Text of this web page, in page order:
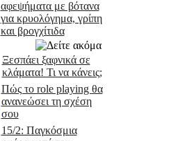
αφεψήματα με βότανα
για κρυολόγημα, γρίπη
και βρογχίτιδα
Ξεσπάει ξαφνικά σε
κλάματα! Τι να κάνεις;
Πώς το role playing θα
ανανεώσει τη σχέση
σου
15/2: Παγκόσμια